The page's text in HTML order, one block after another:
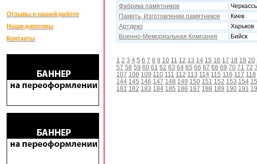
Отзывы о нашей работе
Наши дипломы
Контакты
Фабрика памятников
Память, Изготовление памятников
Киев
Артдеко
Xарьков
Военно-Мемориальная Компания
Бийск
1 2 3 4 5 6 7 8 9 10 11 12 13 14 15 16 17 18 19 20
57 58 59 60 61 62 63 64 65 66 67 68 69 70 71 72
107 108 109 110 111 112 113 114 115 116 117 118
144 145 146 147 148 149 150 151 152 153 154
181 182 183 184 185 186 187 188 189 190 191